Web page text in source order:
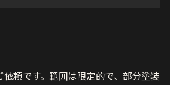
頼です。範囲は限定的で、部分塗装